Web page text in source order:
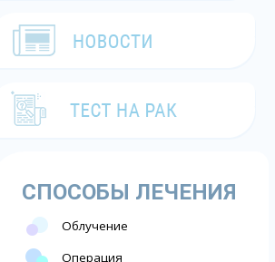
СПОСОБЫ ЛЕЧЕНИЯ
Облучение
Операция